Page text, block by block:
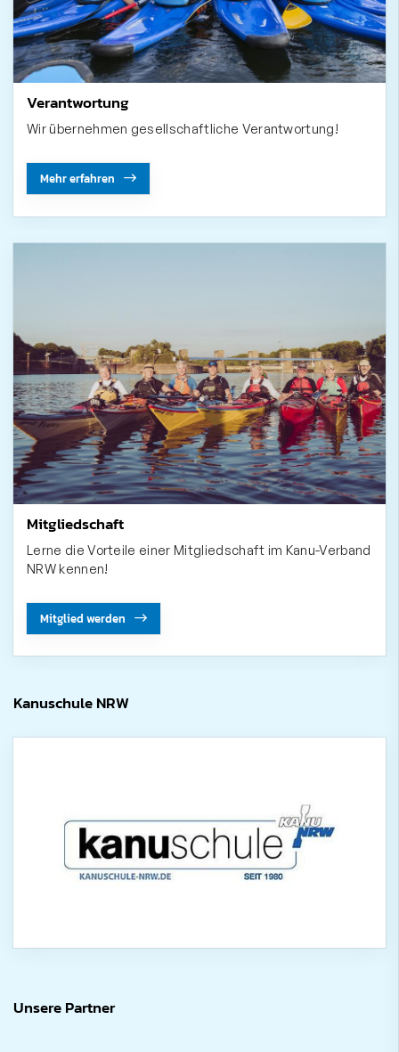
Verantwortung
Wir übernehmen gesellschaftliche Verantwortung!
Mehr erfahren
Mitgliedschaft
Lerne die Vorteile einer Mitgliedschaft im Kanu-Verband
NRW kennen!
Mitglied werden
Kanuschule NRW
Unsere Partner